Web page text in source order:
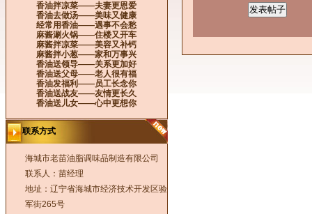
香油拌凉菜——夫妻更恩爱
香油去做汤——美味又健康
经常用香油——遇事不会愁
麻酱涮火锅——住楼又开车
麻酱拌凉菜——美容又补钙
麻酱拌小葱——家和万事兴
香油送领导——关系更加好
香油送父母——老人很有福
香油发福利——员工长念你
香油送战友——友情更长久
香油送儿女——心中更想你
联系方式
海城市老苗油脂调味品制造有限公司
联系人：苗经理
地址：辽宁省海城市经济技术开发区验
军街265号